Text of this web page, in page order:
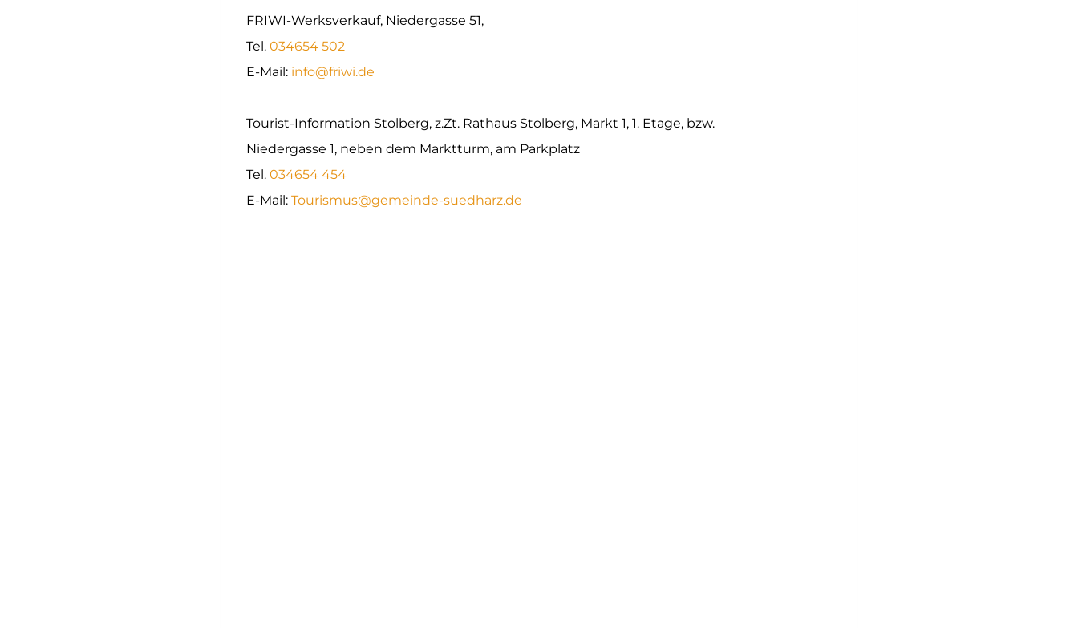
FRIWI-Werksverkauf, Niedergasse 51,
Tel. 034654 502
E-Mail: info@friwi.de
Tourist-Information Stolberg, z.Zt. Rathaus Stolberg, Markt 1, 1. Etage, bzw.
Niedergasse 1, neben dem Marktturm, am Parkplatz
Tel. 034654 454
E-Mail: Tourismus@gemeinde-suedharz.de